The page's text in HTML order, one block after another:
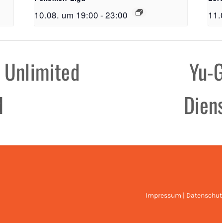
Lehener
Telefon:0761
E-Mail:
10.08. um 19:00 - 23:00
Yu-
Impressum |